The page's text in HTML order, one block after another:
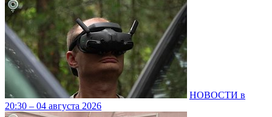
НОВОСТИ в
20:30 – 04 августа 2026